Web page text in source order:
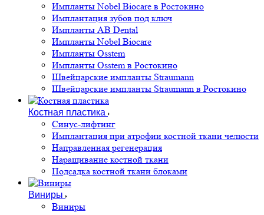
Импланты Nobel Biocare в Ростокино
Имплантация зубов под ключ
Импланты AB Dental
Импланты Nobel Biocare
Импланты Osstem
Импланты Osstem в Ростокино
Швейцарские импланты Straumann
Швейцарские импланты Straumann в Ростокино
Костная пластика
Cинус-лифтинг
Имплантация при атрофии костной ткани челюсти
Направленная регенерация
Наращивание костной ткани
Подсадка костной ткани блоками
Виниры
Виниры